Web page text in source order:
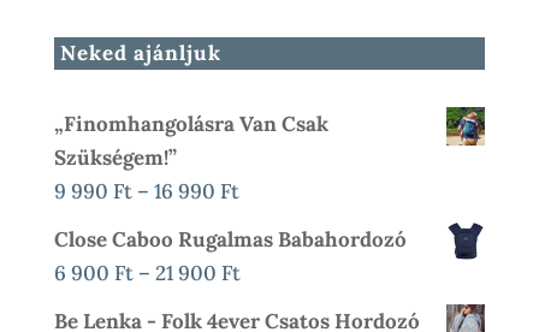
Neked ajánljuk
„Finomhangolásra Van Csak
Szükségem!”
9 990 Ft – 16 990 FtÁrtartomány:
16
Close Caboo Rugalmas Babahordozó
6 900 Ft – 21 900 FtÁrtartomány:
Be Lenka - Folk 4ever Csatos Hordozó